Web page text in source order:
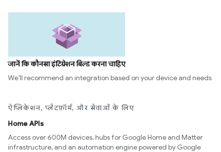
जानें कि कौनसा इंटिग्रेशन बिल्ड करना चाहिए
We’ll recommend an integration based on your device and needs
ऐप्लिकेशन, प्लैटफ़ॉर्म, और सेवाओं के लिए
Home APIs
Access over 600M devices, hubs for Google Home and Matter
infrastructure, and an automation engine powered by Google